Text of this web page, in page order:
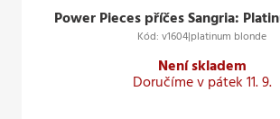
Power Pieces příčes Sangria:
Kód: v1604|platinum blonde
Není skladem
Doručíme v pátek 11. 9.